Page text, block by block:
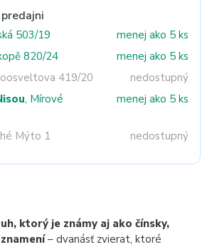
503/19
menej ako 5 ks
820/24
menej ako 5 ks
419/20
nedostupný
, Mírové
menej ako 5 ks
Mýto 1 nedostupný
ktorý je známy aj ako čínsky,
– dvanásť zvierat, ktoré